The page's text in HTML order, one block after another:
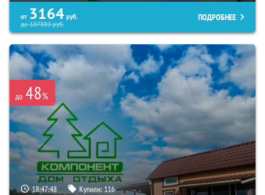
от 3164 руб.
до107880руб.
ПОДРОБНЕЕ
до 48%
18:47:47 Купили: 116